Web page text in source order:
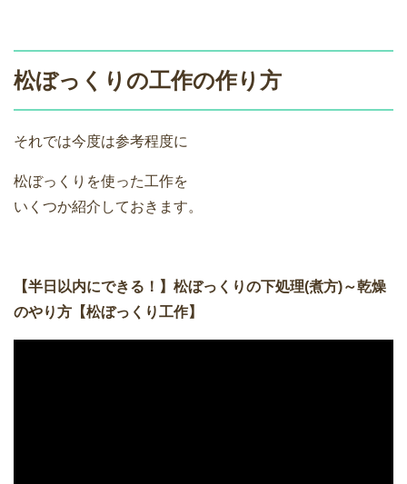
松ぼっくりの工作の作り方
それでは今度は参考程度に
松ぼっくりを使った工作を
いくつか紹介しておきます。
【半日以内にできる！】松ぼっくりの下処理(煮方)～乾燥
のやり方【松ぼっくり工作】